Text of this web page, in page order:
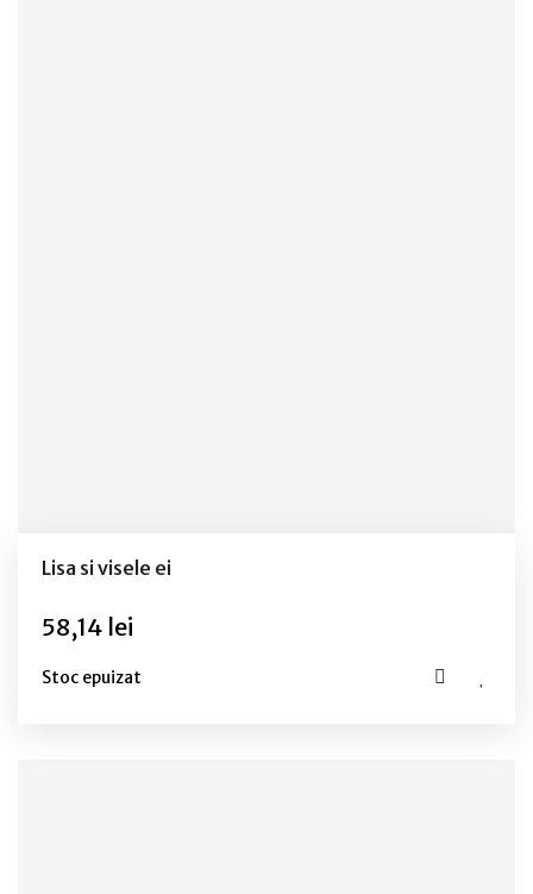
Lisa si visele ei
58,14 lei
Stoc epuizat